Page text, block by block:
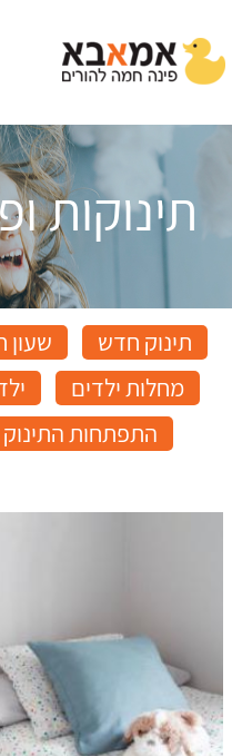
תינוקות
תינוק חדש שעון
מחלות ילדים
התפתחות התינוק